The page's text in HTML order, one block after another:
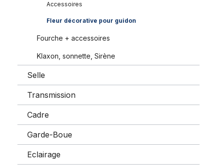
Accessoires
Fleur décorative pour guidon
Fourche + accessoires
Klaxon, sonnette, Sirène
Selle
Transmission
Cadre
Garde-Boue
Eclairage